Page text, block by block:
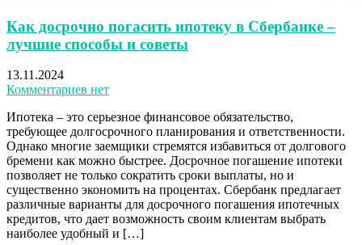
Как досрочно погасить ипотеку в Сбербанке –
лучшие способы и советы
13.11.2024
Комментариев нет
Ипотека – это серьезное финансовое обязательство,
требующее долгосрочного планирования и ответственности.
Однако многие заемщики стремятся избавиться от долгового
бремени как можно быстрее. Досрочное погашение ипотеки
позволяет не только сократить сроки выплаты, но и
существенно экономить на процентах. Сбербанк предлагает
различные варианты для досрочного погашения ипотечных
кредитов, что дает возможность своим клиентам выбрать
наиболее удобный и […]